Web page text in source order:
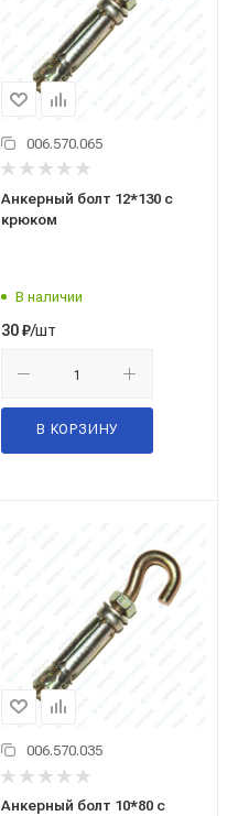
006.570.065
Анкерный болт 12*130 с
крюком
В наличии
30₽/шт
В КОРЗИНУ
006.570.035
Анкерный болт 10*80 с